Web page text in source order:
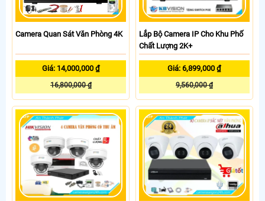
Camera Quan Sát Văn Phòng 4K
Giá: 14,000,000 ₫
16,800,000 ₫
Lắp Bộ Camera IP Cho Khu Phố
Chất Lượng 2K+
Giá: 6,899,000 ₫
9,560,000 ₫